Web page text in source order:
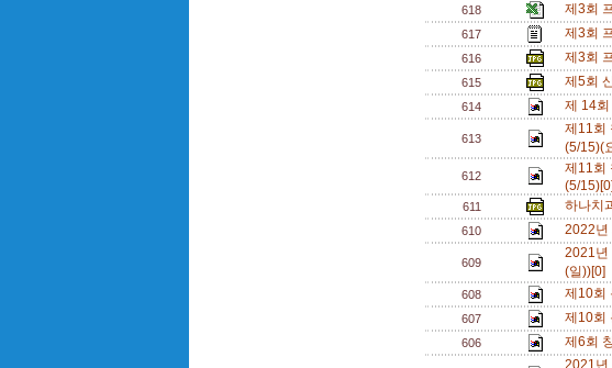
618
제3회
617
제3회
616
제3회
615
제5회
614
제 14
613
제11회
(5/15)(
612
제11회
(5/15)[0]
611 하나치
610
2022년
609
2021년
(일))[0]
608 제10회
607
제10회
606
제6회
2021년